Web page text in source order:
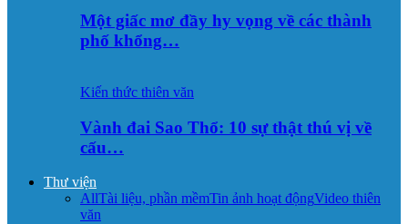
Một giấc mơ đầy hy vọng về các thành
phố khổng…
Kiến thức thiên văn
Vành đai Sao Thổ: 10 sự thật thú vị về
cấu…
Thư viện
AllTài liệu, phần mềmTin ảnh hoạt độngVideo thiên
văn